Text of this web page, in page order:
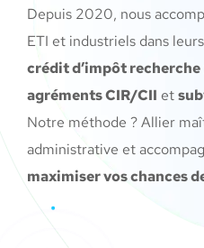
Depuis 2020, nous
ETI et industriels dans
crédit d’impôt recherche
agréments CIR/CII et
Notre méthode ? Allier
administrative et
maximiser vos chances